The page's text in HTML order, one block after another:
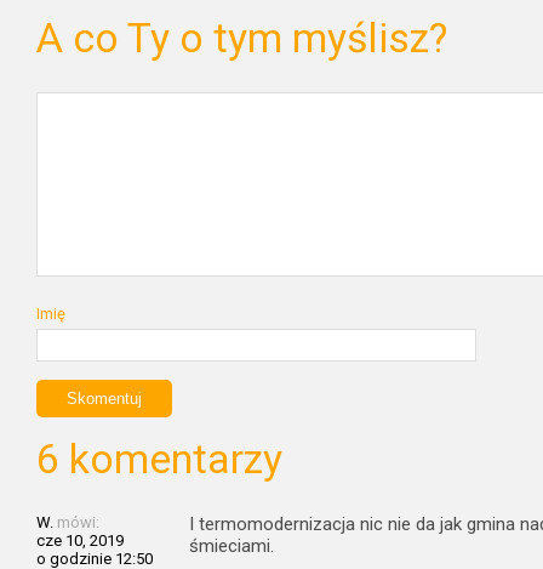
A co Ty o tym myślisz?
Imię
6 komentarzy
W. mówi:
cze 10, 2019
o godzinie 12:50
I termomodernizacja nic nie da jak gmina
śmieciami.